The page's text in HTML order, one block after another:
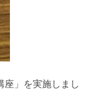
座」を実施しまし